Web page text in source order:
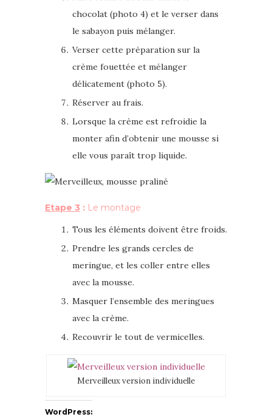
chocolat (photo 4) et le verser dans
le sabayon puis mélanger.
Verser cette préparation sur la
crème fouettée et mélanger
délicatement (photo 5).
Réserver au frais.
Lorsque la crème est refroidie la
monter afin d’obtenir une mousse si
elle vous paraît trop liquide.
Etape 3 : Le montage
Tous les éléments doivent être froids.
Prendre les grands cercles de
meringue, et les coller entre elles
avec la mousse.
Masquer l’ensemble des meringues
avec la crème.
Recouvrir le tout de vermicelles.
Merveilleux version individuelle
WordPress: